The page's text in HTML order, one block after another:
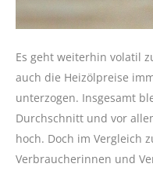
Es geht weiterhin volatil
auch die Heizölpreise
unterzogen. Insgesamt
Durchschnitt und vor
hoch. Doch im Vergleich
Verbraucherinnen und